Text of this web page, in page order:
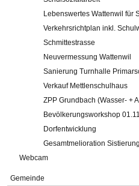
Impressum
Lebenswertes Wattenwil für
Verkehrsrichtplan inkl.
Schmittestrasse
Neuvermessung Wattenwil
Sanierung Turnhalle
Verkauf Mettlenschulhaus
ZPP Grundbach (Wasser- +
Bevölkerungsworkshop
Dorfentwicklung
Gesamtmelioration Sistierung
Webcam
Gemeinde